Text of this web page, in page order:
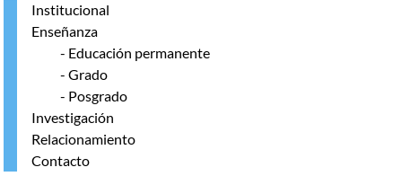
Institucional
Enseñanza
- Educación permanente
- Grado
- Posgrado
Investigación
Relacionamiento
Contacto